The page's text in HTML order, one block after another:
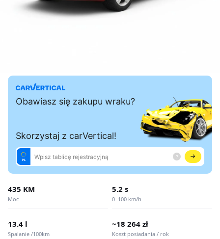
435 KM
Moc
5.2 s
0–100 km/h
13.4 l
Spalanie /100km
~18 264 zł
Koszt posiadania / rok